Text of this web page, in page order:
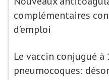
complémentaires
d’emploi
Le vaccin conjugué
pneumocoques: